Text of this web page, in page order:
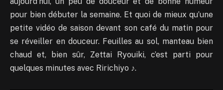
pour bien débuter la semaine. Et quoi de mieux qu’une
petite vidéo de saison devant son café du matin pour
se réveiller en douceur. Feuilles au sol, manteau bien
chaud et, bien sûr, Zettai Ryouiki, c’est parti pour
quelques minutes avec Ririchiyo ♪.